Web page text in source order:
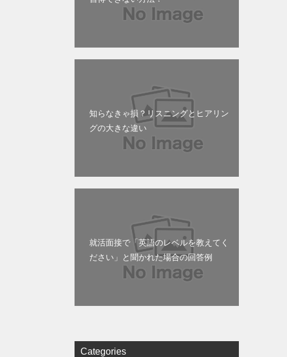
知らなきゃ損？リスニングとヒアリン
グの大きな違い
就活面接で「英語のレベルを教えてく
ださい」と聞かれた場合の回答例
Categories